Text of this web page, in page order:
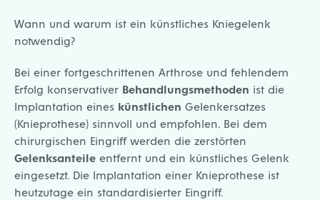
Wann und warum ist ein künstliches Kniegelenk
notwendig?
Bei einer fortgeschrittenen Arthrose und fehlendem
Erfolg konservativer Behandlungsmethoden ist die
Implantation eines künstlichen Gelenkersatzes
(Knieprothese) sinnvoll und empfohlen. Bei dem
chirurgischen Eingriff werden die zerstörten
Gelenksanteile entfernt und ein künstliches Gelenk
eingesetzt. Die Implantation einer Knieprothese ist
heutzutage ein standardisierter Eingriff.